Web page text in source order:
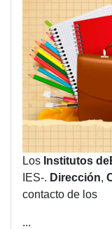
Los Institutos de
IES-. Dirección,
contacto de los
...